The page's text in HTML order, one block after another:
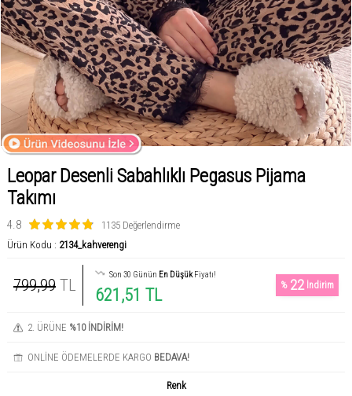
Leopar Desenli Sabahlıklı Pegasus Pijama
Takımı
4.8
1135 Değerlendirme
Ürün Kodu : 2134_kahverengi
799,99 TL
Son 30 Günün En DüşükFiyatı!
621,51 TL %22 İndirim
2. ÜRÜNE %10 İNDİRİM!
ONLİNE ÖDEMELERDE KARGO BEDAVA!
Renk